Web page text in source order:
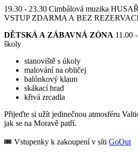
19.30 - 23.30 Cimbálová muzika
VSTUP ZDARMA A BEZ
DĚTSKÁ A ZÁBAVNÁ ZÓNA 11.00
školy
stanoviště s úkoly
malování na obličej
balónkový klaun
skákací hrad
křivá zrcadla
Přijeďte si užít jedinečnou atmosféru
jak se na Moravě patří.
🎟️ Vstupenky k zakoupení v síti GoOut